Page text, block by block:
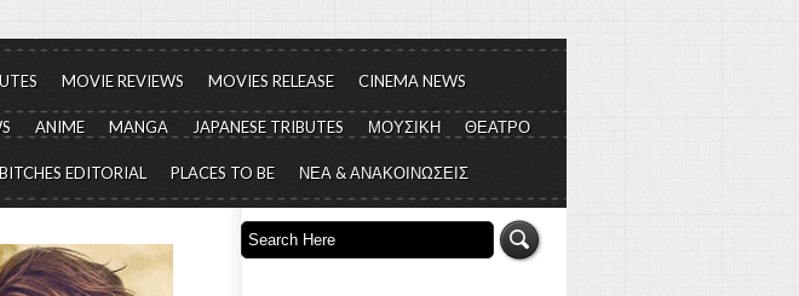
MOVIE REVIEWS MOVIES RELEASE CINEMA NEWS
ANIME MANGA JAPANESE TRIBUTES ΜΟΥΣΙΚΗ ΘΕΑΤΡΟ
BITCHES EDITORIAL PLACES TO BE ΝΕΑ & ΑΝΑΚΟΙΝΩΣΕΙΣ